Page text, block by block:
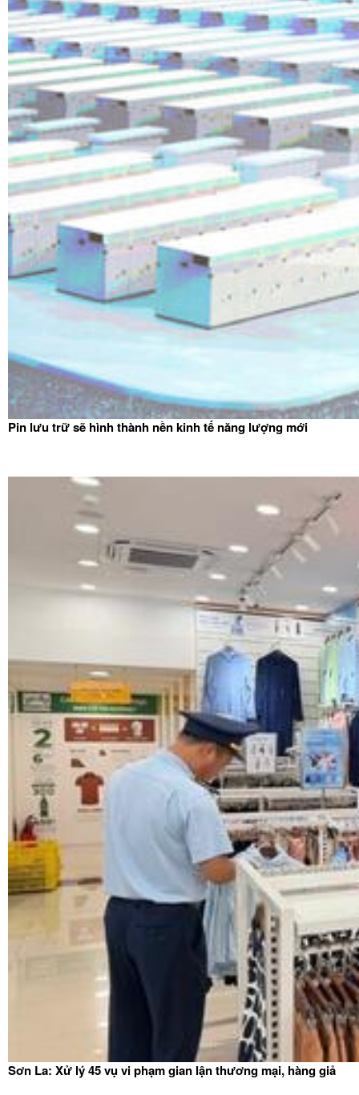
Pin lưu trữ sẽ hình thành nền kinh tế năng lượng mới
Sơn La: Xử lý 45 vụ vi phạm gian lận thương mại, hàng giả